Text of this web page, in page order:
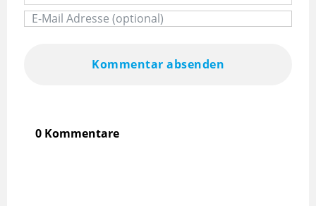
Kommentar absenden
0 Kommentare